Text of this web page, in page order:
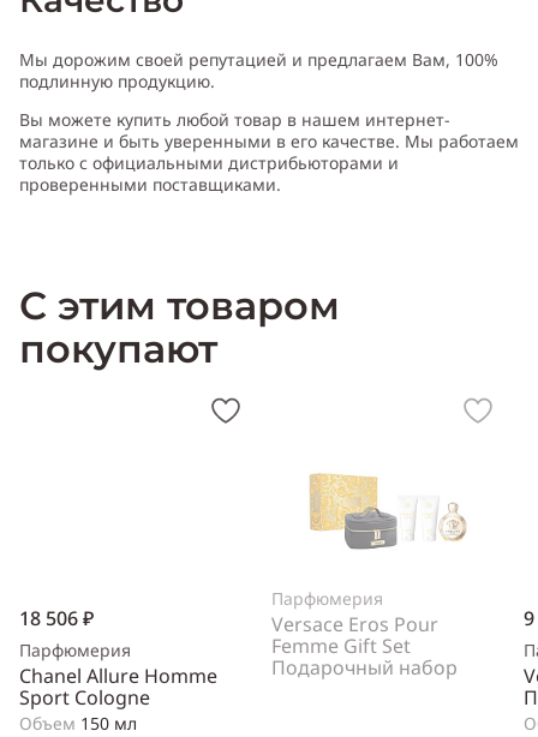
Мы дорожим своей репутацией и предлагаем Вам, 100%
подлинную продукцию.
Вы можете купить любой товар в нашем интернет-
магазине и быть уверенными в его качестве. Мы работаем
только с официальными дистрибьюторами и
проверенными поставщиками.
С этим товаром
покупают
18 506 ₽
Парфюмерия
Chanel Allure Homme
Sport Cologne
Объем 150 мл
Парфюмерия
Versace Eros Pour
Femme Gift Set
Подарочный набор